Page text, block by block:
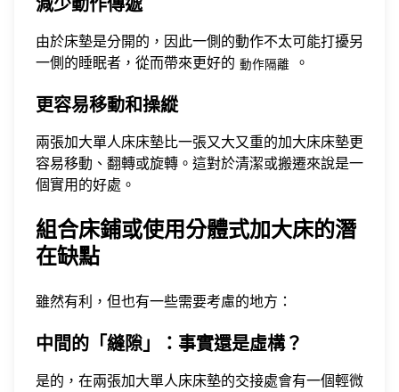
減少動作傳遞
由於床墊是分開的，因此一側的動作不太可能打擾另
一側的睡眠者，從而帶來更好的 動作隔離 。
更容易移動和操縱
兩張加大單人床床墊比一張又大又重的加大床床墊更
容易移動、翻轉或旋轉。這對於清潔或搬遷來說是一
個實用的好處。
組合床鋪或使用分體式加大床的潛
在缺點
雖然有利，但也有一些需要考慮的地方：
中間的「縫隙」：事實還是虛構？
是的，在兩張加大單人床床墊的交接處會有一個輕微